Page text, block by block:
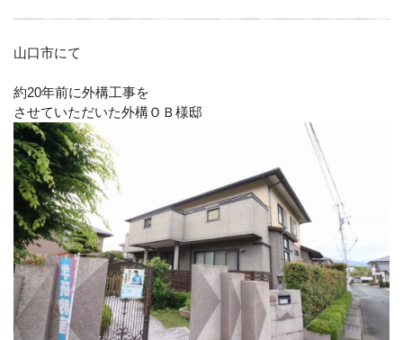
山口市にて
約20年前に外構工事を
させていただいた外構ＯＢ様邸